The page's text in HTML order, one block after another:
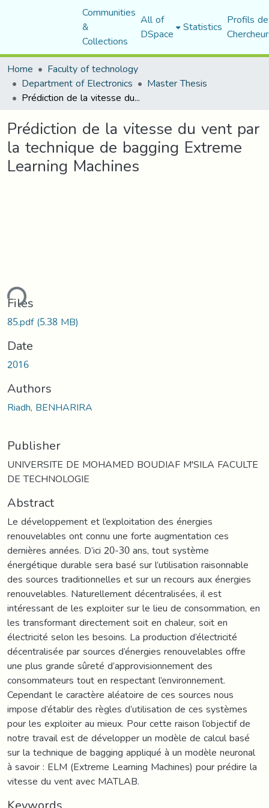
Communities
&
Collections
All of
DSpace Statistics Profils
Home
Faculty of technology
Department of Electronics Master Thesis
Prédiction de la vitesse du vent par la technique de bagging Extreme Learning Machines
Prédiction de la vitesse du vent par
la technique de bagging Extreme
Learning Machines
Files
85.pdf(5.38 MB)
Date
2016
Authors
Riadh, BENHARIRA
Publisher
UNIVERSITE DE MOHAMED BOUDIAF M'SILA FACULTE
DE TECHNOLOGIE
Abstract
Le développement et l’exploitation des énergies
renouvelables ont connu une forte augmentation ces
dernières années. D’ici 20-30 ans, tout système
énergétique durable sera basé sur l’utilisation raisonnable
des sources traditionnelles et sur un recours aux énergies
renouvelables. Naturellement décentralisées, il est
intéressant de les exploiter sur le lieu de consommation, en
les transformant directement soit en chaleur, soit en
électricité selon les besoins. La production d’électricité
décentralisée par sources d’énergies renouvelables offre
une plus grande sûreté d’approvisionnement des
consommateurs tout en respectant l’environnement.
Cependant le caractère aléatoire de ces sources nous
impose d’établir des règles d’utilisation de ces systèmes
pour les exploiter au mieux. Pour cette raison l’objectif de
notre travail est de développer un modèle de calcul basé
sur la technique de bagging appliqué à un modèle neuronal
à savoir : ELM (Extreme Learning Machines) pour prédire la
vitesse du vent avec MATLAB.